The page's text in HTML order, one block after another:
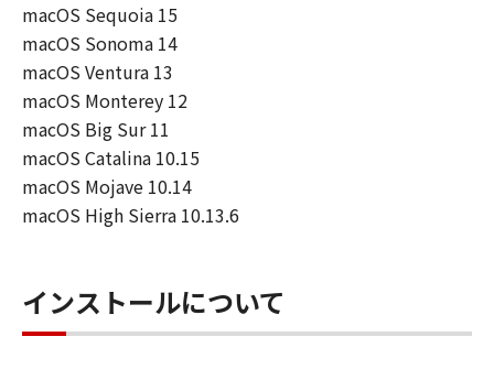
に、本契約の条件の下で、「許諾ソフトウ
エア」を使用させることができます。その
場合、お客様には、かかる「指定ユーザ」
を本契約の条件に従わせることにつき、す
べての責任を負っていただくものとしま
す。 (2) お客様は、再使用許諾、譲渡、頒
布、貸与その他の方法により、第三者に
「本ソフトウエア」を使用もしくは利用さ
または一部を修正、改変、リバース・エン
ジニアリング、逆コンパイルまたは逆アセ
macOS Sequoia 15
macOS Sonoma 14
macOS Ventura 13
macOS Monterey 12
macOS Big Sur 11
macOS Catalina 10.15
macOS Mojave 10.14
macOS High Sierra 10.13.6
インストールについて